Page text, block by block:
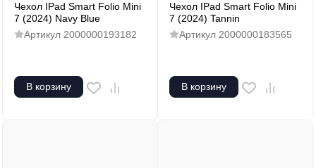
Чехол IPad Smart Folio Mini
7 (2024) Navy Blue
Артикул 2000000193182
В корзину
Чехол IPad Smart Folio Mini
7 (2024) Tannin
Артикул 2000000183565
В корзину